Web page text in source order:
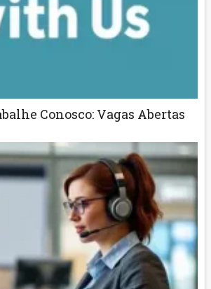
Conosco: Vagas Abertas